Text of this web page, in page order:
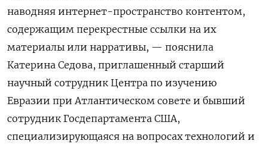
наводняя интернет-пространство контентом,
содержащим перекрестные ссылки на их
материалы или нарративы, — пояснила
Катерина Седова, приглашенный старший
научный сотрудник Центра по изучению
Евразии при Атлантическом совете и бывший
сотрудник Госдепартамента США,
специализирующаяся на вопросах технологий и